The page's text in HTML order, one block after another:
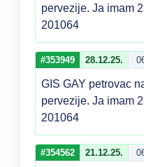
pervezije. Ja imam
201064
#353949 28.12.25.
GIS GAY petrovac
pervezije. Ja imam
201064
#354562 21.12.25.